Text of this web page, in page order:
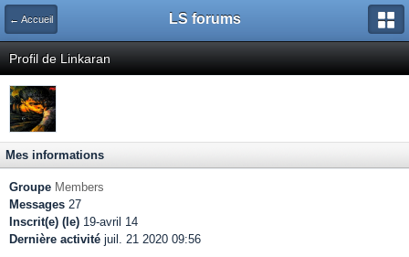
← Accueil LS forums
Profil de Linkaran
Mes informations
Groupe Members
Messages 27
Inscrit(e) (le) 19-avril 14
Dernière activité juil. 21 2020 09:56